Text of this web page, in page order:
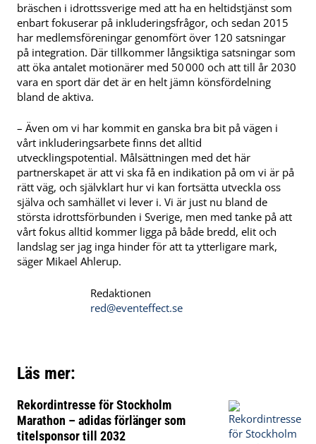
bräschen i idrottssverige med att ha en heltidstjänst som
enbart fokuserar på inkluderingsfrågor, och sedan 2015
har medlemsföreningar genomfört över 120 satsningar
på integration. Där tillkommer långsiktiga satsningar som
att öka antalet motionärer med 50 000 och att till år 2030
vara en sport där det är en helt jämn könsfördelning
bland de aktiva.
– Även om vi har kommit en ganska bra bit på vägen i
vårt inkluderingsarbete finns det alltid
utvecklingspotential. Målsättningen med det här
partnerskapet är att vi ska få en indikation på om vi är på
rätt väg, och självklart hur vi kan fortsätta utveckla oss
själva och samhället vi lever i. Vi är just nu bland de
största idrottsförbunden i Sverige, men med tanke på att
vårt fokus alltid kommer ligga på både bredd, elit och
landslag ser jag inga hinder för att ta ytterligare mark,
säger Mikael Ahlerup.
Redaktionen
red@eventeffect.se
Läs mer:
Rekordintresse för Stockholm
Marathon – adidas förlänger som
titelsponsor till 2032